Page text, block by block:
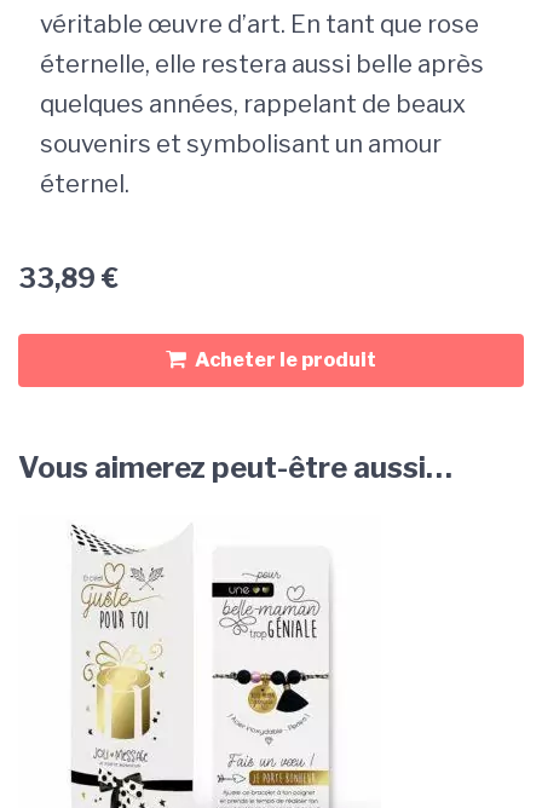
véritable œuvre d’art. En tant que rose
éternelle, elle restera aussi belle après
quelques années, rappelant de beaux
souvenirs et symbolisant un amour
éternel.
33,89 €
Acheter le produit
Vous aimerez peut-être aussi…